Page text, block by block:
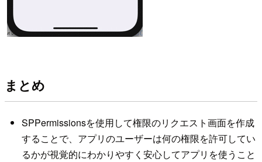
まとめ
SPPermissionsを使用して権限のリクエスト画面を作成
することで、アプリのユーザーは何の権限を許可してい
るかが視覚的にわかりやすく安心してアプリを使うこと